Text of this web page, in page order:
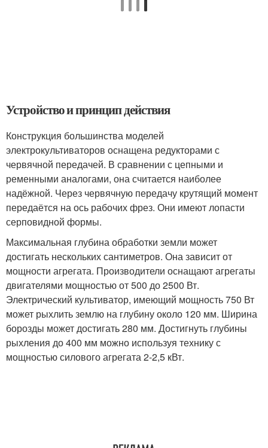
Устройство и принцип действия
Конструкция большинства моделей
электрокультиваторов оснащена редукторами с
червячной передачей. В сравнении с цепными и
ременными аналогами, она считается наиболее
надёжной. Через червячную передачу крутящий момент
передаётся на ось рабочих фрез. Они имеют лопасти
серповидной формы.
Максимальная глубина обработки земли может
достигать нескольких сантиметров. Она зависит от
мощности агрегата. Производители оснащают агрегаты
двигателями мощностью от 500 до 2500 Вт.
Электрический культиватор, имеющий мощность 750 Вт
может рыхлить землю на глубину около 120 мм. Ширина
борозды может достигать 280 мм. Достигнуть глубины
рыхления до 400 мм можно используя технику с
мощностью силового агрегата 2-2,5 кВт.